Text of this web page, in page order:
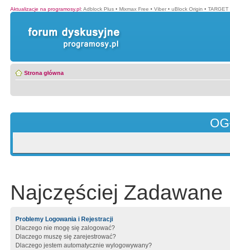
Aktualizacje na programosy.pl: Adblock Plus • Mixmax Free • Viber • uBlock Origin •
Strona główna
Najczęściej Zadawane
Problemy Logowania i Rejestracji
Dlaczego nie mogę się zalogować?
Dlaczego muszę się zarejestrować?
Dlaczego jestem automatycznie wylogowywany?